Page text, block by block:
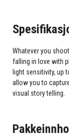
Whatever you
falling in love with
light sensitivity, up
allow you to
visual story telling.